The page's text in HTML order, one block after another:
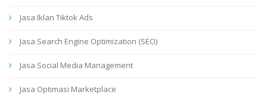
Jasa Iklan Tiktok Ads
Jasa Search Engine Optimization (SEO)
Jasa Social Media Management
Jasa Optimasi Marketplace